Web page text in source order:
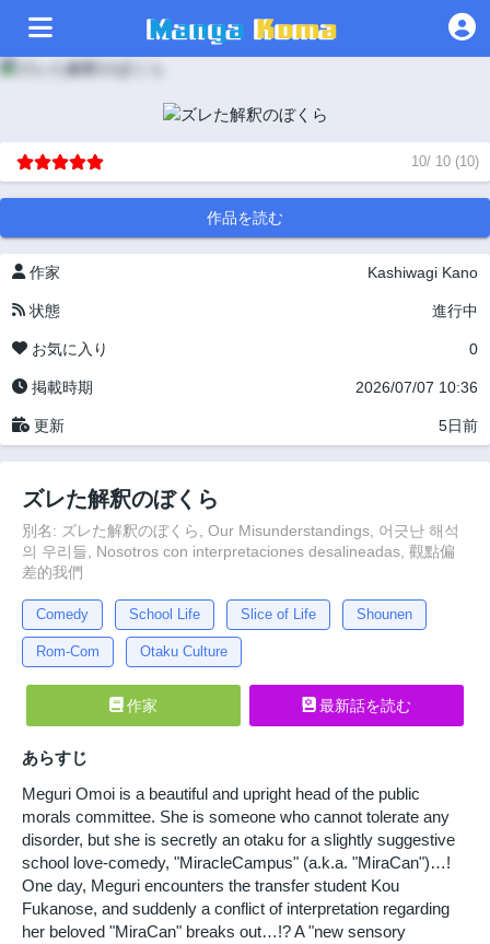
10/ 10 (10)
作品を読む
作家 Kashiwagi Kano
状態 進行中
お気に入り 0
掲載時期 2026/07/07 10:36
更新 5日前
ズレた解釈のぼくら
別名: ズレた解釈のぼくら, Our Misunderstandings, 어긋난 해석
의 우리들, Nosotros con interpretaciones desalineadas, 觀點偏
差的我們
Comedy School Life Slice of Life Shounen
Rom-Com Otaku Culture
作家 最新話を読む
あらすじ
Meguri Omoi is a beautiful and upright head of the public
morals committee. She is someone who cannot tolerate any
disorder, but she is secretly an otaku for a slightly suggestive
school love-comedy, "MiracleCampus" (a.k.a. "MiraCan")…!
One day, Meguri encounters the transfer student Kou
Fukanose, and suddenly a conflict of interpretation regarding
her beloved "MiraCan" breaks out…!? A "new sensory